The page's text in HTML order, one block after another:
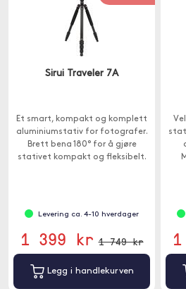
Sirui Traveler 7A
Et smart, kompakt og komplett
aluminiumstativ for fotografer.
Brett bena 180° for å gjøre
stativet kompakt og fleksibelt.
Levering ca. 4-10 hverdager
1 399 kr 1 749 kr
Legg i handlekurven